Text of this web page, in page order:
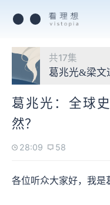
共17集
葛兆光&梁文
葛兆光：全球
然？
28:09 58
各位听众大家好，我是